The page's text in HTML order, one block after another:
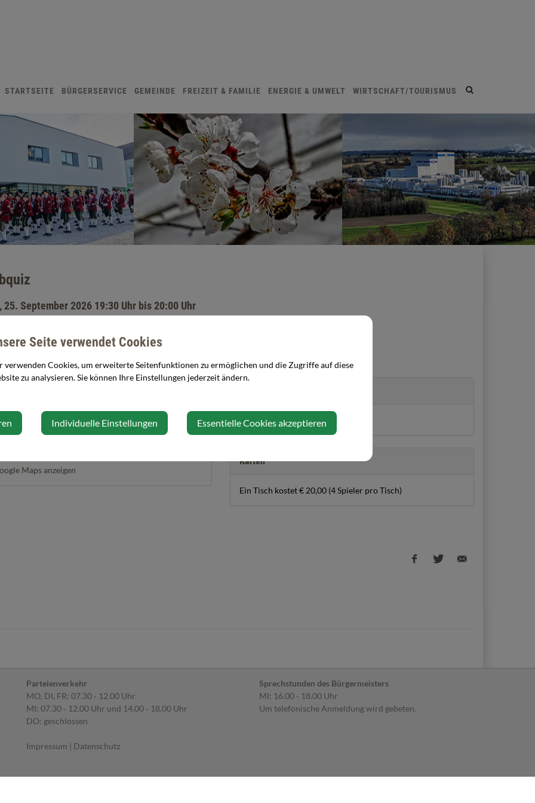
Site
toggle
STARTSEITE BÜRGERSERVICE GEMEINDE FREIZEIT & FAMILIE ENERGIE & UMWELT WIRTSCHAFT/TOURISMUS
25. September 2026 19:30 Uhr bis 20:00 Uhr
drinks. fun
Stöckl
Maps anzeigen
BHW
Karten
Ein Tisch kostet € 20,00 (4 Spieler pro Tisch)
Parteienverkehr
MO, DI, FR: 07.30 ‐ 12.00 Uhr
MI: 07.30 ‐ 12.00 Uhr und 14.00 ‐ 18.00 Uhr
DO: geschlossen
Impressum | Datenschutz
Sprechstunden des Bürgermeisters
MI: 16.00 ‐ 18.00 Uhr
Um telefonische Anmeldung wird gebeten.
Seite verwendet Cookies
verwenden Cookies, um erweiterte Seitenfunktionen zu ermöglichen und die Zugriffe auf diese
zu analysieren. Sie können Ihre Einstellungen jederzeit ändern.
Individuelle Einstellungen Essentielle Cookies akzeptieren